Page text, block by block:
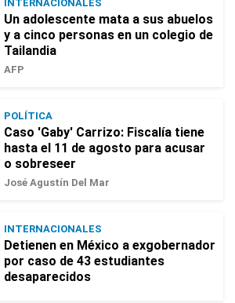
INTERNACIONALES
Un adolescente mata a sus abuelos
y a cinco personas en un colegio de
Tailandia
AFP
POLÍTICA
Caso 'Gaby' Carrizo: Fiscalía tiene
hasta el 11 de agosto para acusar
o sobreseer
José Agustín Del Mar
INTERNACIONALES
Detienen en México a exgobernador
por caso de 43 estudiantes
desaparecidos